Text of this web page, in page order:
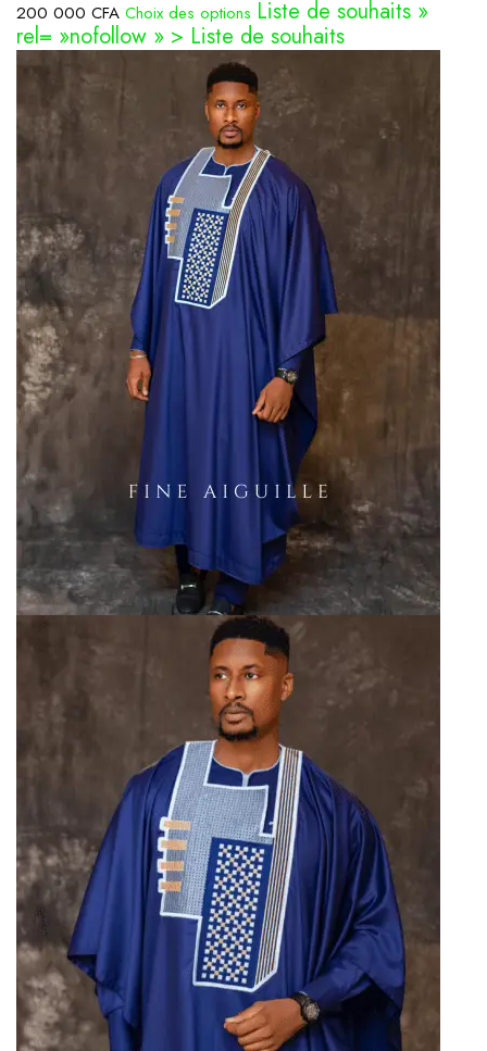
200 000 CFA Choix des options Liste de souhaits »
rel= »nofollow » > Liste de souhaits